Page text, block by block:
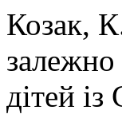
Козак,
залежно
дітей